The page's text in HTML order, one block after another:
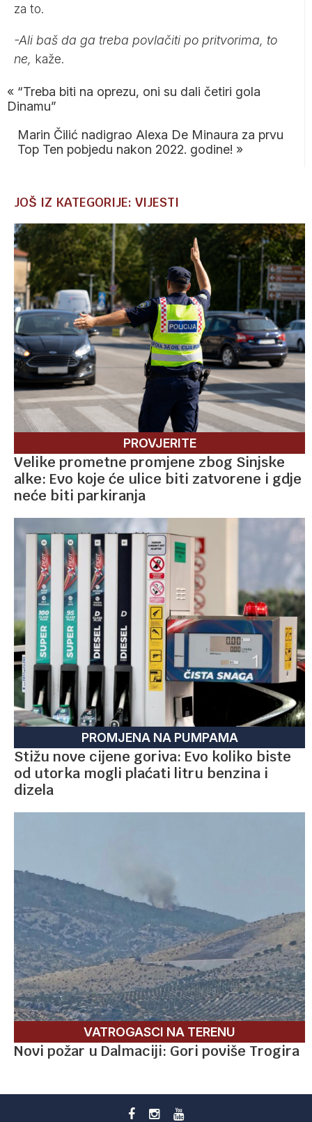
za to.
-Ali baš da ga treba povlačiti po pritvorima, to
ne, kaže.
« “Treba biti na oprezu, oni su dali četiri gola
Dinamu”
Marin Čilić nadigrao Alexa De Minaura za prvu
Top Ten pobjedu nakon 2022. godine! »
JOŠ IZ KATEGORIJE: VIJESTI
PROVJERITE
Velike prometne promjene zbog Sinjske
alke: Evo koje će ulice biti zatvorene i gdje
neće biti parkiranja
PROMJENA NA PUMPAMA
Stižu nove cijene goriva: Evo koliko biste
od utorka mogli plaćati litru benzina i
dizela
VATROGASCI NA TERENU
Novi požar u Dalmaciji: Gori poviše Trogira